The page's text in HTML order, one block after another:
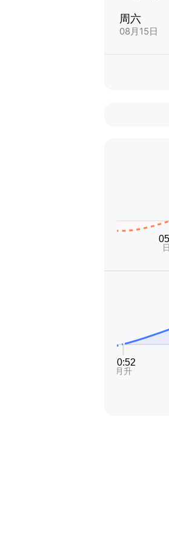
周六
08月15日